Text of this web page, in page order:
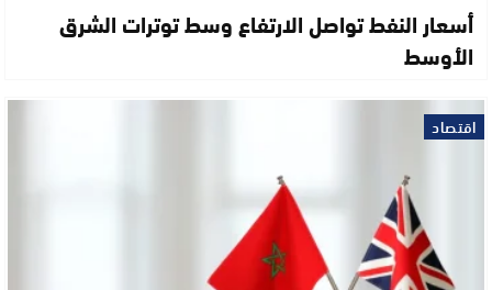
أسعار النفط تواصل الارتفاع وسط توترات الشرق
الأوسط
اقتصاد